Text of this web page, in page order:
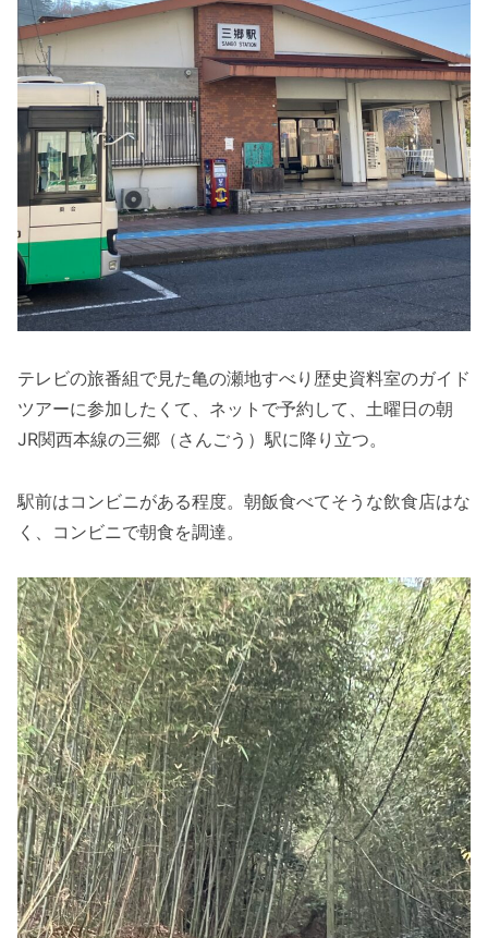
テレビの旅番組で見た亀の瀬地すべり歴史資料室のガイド
ツアーに参加したくて、ネットで予約して、土曜日の朝
JR関西本線の三郷（さんごう）駅に降り立つ。
駅前はコンビニがある程度。朝飯食べてそうな飲食店はな
く、コンビニで朝食を調達。